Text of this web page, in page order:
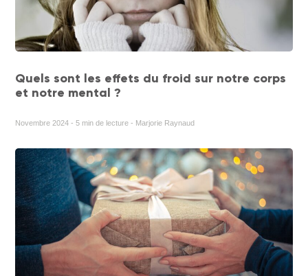
Quels sont les effets du froid sur notre corps
et notre mental ?
Novembre 2024 - 5 min de lecture - Marjorie Raynaud